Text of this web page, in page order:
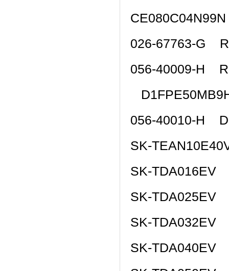
026-67763-G
056-40009-H
056-40010-H
SK-
SK-TDA016EV
SK-TDA025EV
SK-TDA032EV
SK-TDA040EV